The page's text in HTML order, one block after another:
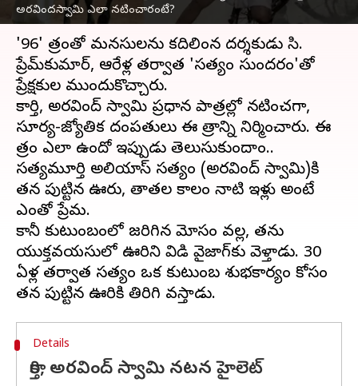
అరవిందస్వామి ఎలా నటించారంటే?
ఈ వార్తాకథనం ఏంటి
'96' చిత్రంతో మనసులను కదిలించిన దర్శకుడు సి.
ప్రేమ్‌కుమార్, ఆరేళ్ల తర్వాత 'సత్యం సుందరం'తో
ప్రేక్షకుల ముందుకొచ్చారు.
కార్తి, అరవింద్ స్వామి ప్రధాన పాత్రల్లో నటించగా,
సూర్య-జ్యోతిక దంపతులు ఈ చిత్రాన్ని నిర్మించారు. ఈ
చిత్రం ఎలా ఉందో ఇప్పుడు తెలుసుకుందాం..
సత్యమూర్తి అలియాస్ సత్యం (అరవింద్ స్వామి)కి
తన పుట్టిన ఊరు, తాతల కాలం నాటి ఇళ్లు అంటే
ఎంతో ప్రేమ.
కానీ కుటుంబంలో జరిగిన మోసం వల్ల, తను
యుక్తవయసులో ఊరిని విడిచి వైజాగ్‌కు వెళ్తాడు. 30
ఏళ్ల తర్వాత సత్యం ఒక కుటుంబ శుభకార్యం కోసం
Details
కార్తి, అరవింద్ స్వామి నటన హైలెట్